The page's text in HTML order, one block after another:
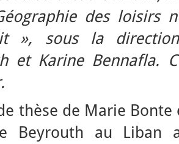
des loisirs
», sous la
et Karine Bennafla.
thèse de Marie
Beyrouth au Liban